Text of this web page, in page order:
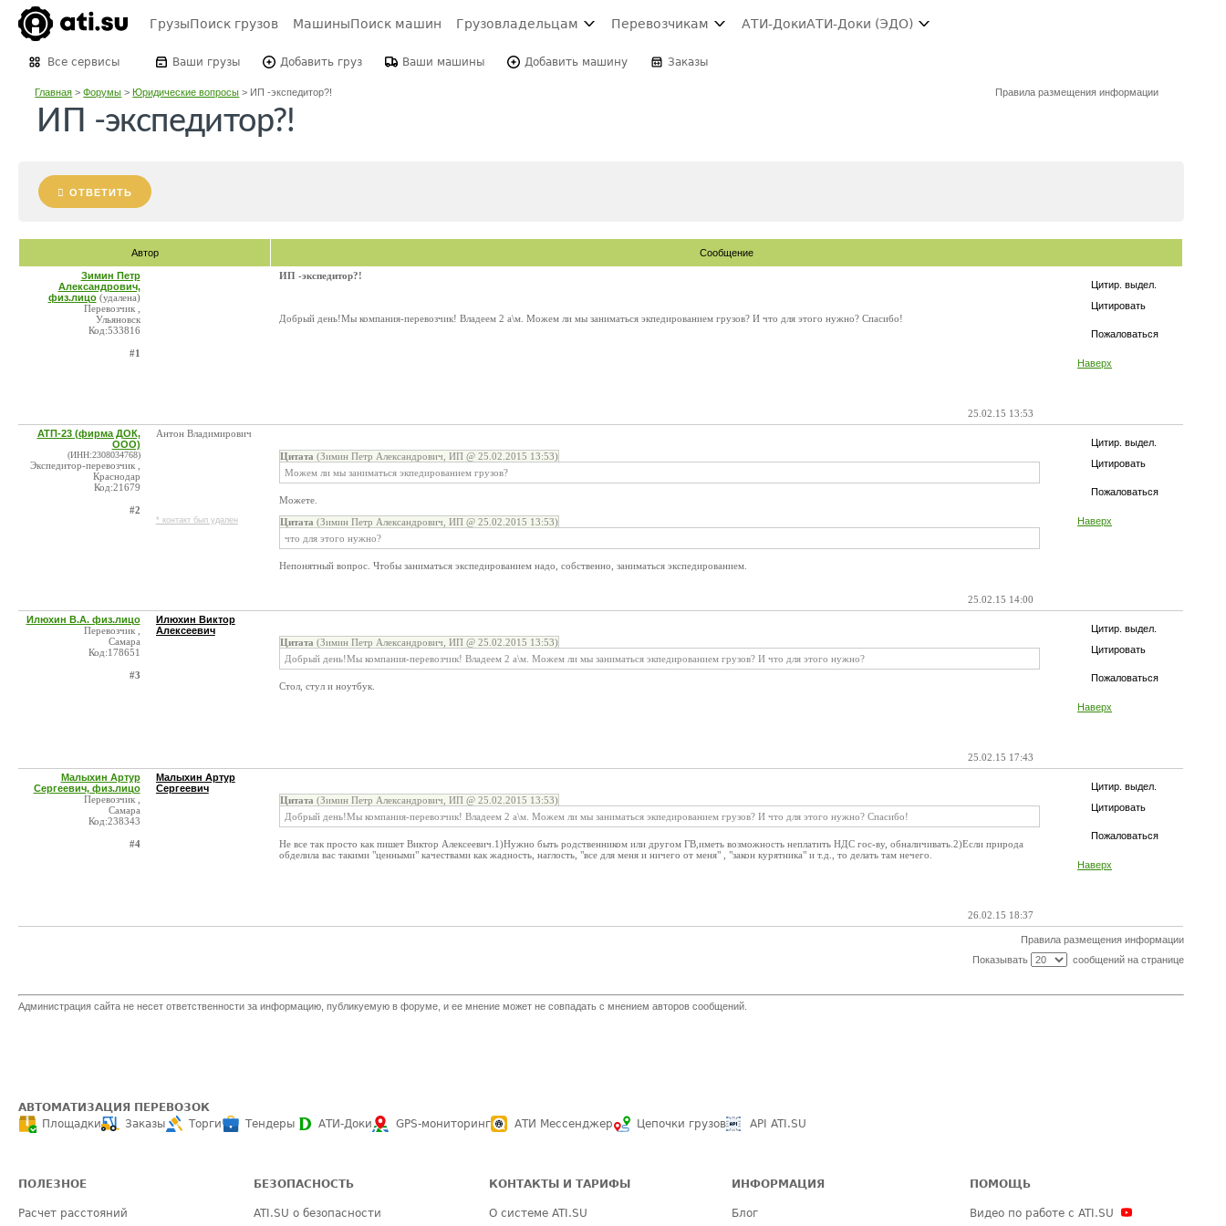
ГрузыПоиск грузов МашиныПоиск машин Грузовладельцам Перевозчикам АТИ-ДокиАТИ-Доки (ЭДО)
Все сервисы Ваши грузы Добавить груз Ваши машины Добавить машину Заказы
Главная >Форумы >Юридические вопросы > ИП -экспедитор?! Правила размещения информации
ИП -экспедитор?!
ОТВЕТИТЬ
Автор Сообщение
Цитир. выдел.
Цитировать
Пожаловаться
Наверх
Зимин Петр
Александрович,
физ.лицо (удалена)
Перевозчик ,
Ульяновск
Код:533816
#1
ИП -экспедитор?!
Добрый день!Мы компания-перевозчик! Владеем 2 а\м. Можем ли мы заниматься экпедированием грузов? И что для этого нужно? Спасибо!
25.02.15 13:53
Цитир. выдел.
Цитировать
Пожаловаться
Наверх
АТП-23 (фирма ДОК,
ООО)
(ИНН:2308034768)
Экспедитор-перевозчик ,
Краснодар
Код:21679
#2
Антон Владимирович
* контакт был удален
Цитата (Зимин Петр Александрович, ИП @ 25.02.2015 13:53)
Можем ли мы заниматься экпедированием грузов?
Можете.
Цитата (Зимин Петр Александрович, ИП @ 25.02.2015 13:53)
что для этого нужно?
Непонятный вопрос. Чтобы заниматься экспедированием надо, собственно, заниматься экспедированием.
25.02.15 14:00
Цитир. выдел.
Цитировать
Пожаловаться
Наверх
Илюхин В.А. физ.лицо
Перевозчик ,
Самара
Код:178651
#3
Илюхин Виктор
Алексеевич
Цитата (Зимин Петр Александрович, ИП @ 25.02.2015 13:53)
Добрый день!Мы компания-перевозчик! Владеем 2 а\м. Можем ли мы заниматься экпедированием грузов? И что для этого нужно?
Стол, стул и ноутбук.
25.02.15 17:43
Цитир. выдел.
Цитировать
Пожаловаться
Наверх
Малыхин Артур
Сергеевич, физ.лицо
Перевозчик ,
Самара
Код:238343
#4
Малыхин Артур
Сергеевич
Цитата (Зимин Петр Александрович, ИП @ 25.02.2015 13:53)
Добрый день!Мы компания-перевозчик! Владеем 2 а\м. Можем ли мы заниматься экпедированием грузов? И что для этого нужно? Спасибо!
Не все так просто как пишет Виктор Алексеевич.1)Нужно быть родственником или другом ГВ,иметь возможность неплатить НДС гос-ву, обналичивать.2)Если природа
обделила вас такими "ценными" качествами как жадность, наглость, "все для меня и ничего от меня" , "закон курятника" и т.д., то делать там нечего.
26.02.15 18:37
Правила размещения информации
Показывать
сообщений на странице
Администрация сайта не несет ответственности за информацию, публикуемую в форуме, и ее мнение может не совпадать с мнением авторов сообщений.
АВТОМАТИЗАЦИЯ ПЕРЕВОЗОК
Площадки
Заказы Торги Тендеры АТИ-Доки GPS-мониторинг АТИ Мессенджер Цепочки грузов API ATI.SU
ПОЛЕЗНОЕ
Расчет расстояний
БЕЗОПАСНОСТЬ
ATI.SU о безопасности
КОНТАКТЫ И ТАРИФЫ
О системе ATI.SU
ИНФОРМАЦИЯ
Блог
ПОМОЩЬ
Видео по работе с ATI.SU